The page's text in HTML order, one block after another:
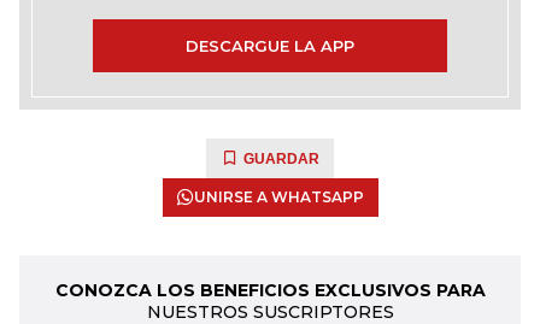
DESCARGUE LA APP
GUARDAR
UNIRSE A WHATSAPP
CONOZCA LOS BENEFICIOS EXCLUSIVOS PARA
NUESTROS SUSCRIPTORES